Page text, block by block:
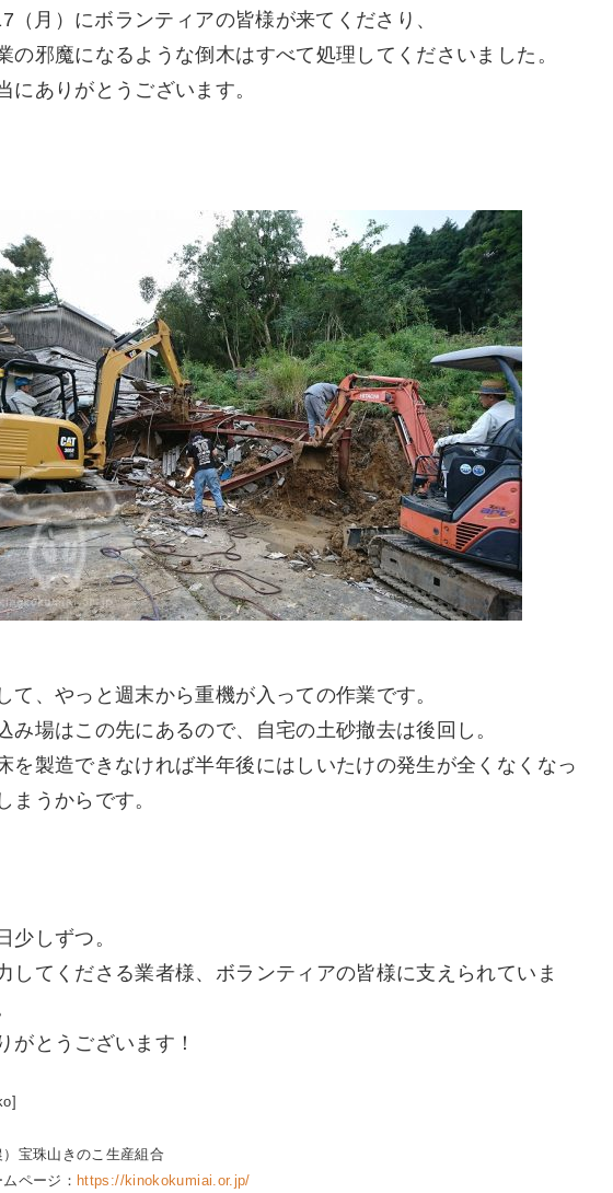
（月）にボランティアの皆様が来てくださり、
の邪魔になるような倒木はすべて処理してくださいました。
にありがとうございます。
て、やっと週末から重機が入っての作業です。
み場はこの先にあるので、自宅の土砂撤去は後回し。
を製造できなければ半年後にはしいたけの発生が全くなくなっ
まうからです。
少しずつ。
してくださる業者様、ボランティアの皆様に支えられていま
がとうございます！
）宝珠山きのこ生産組合
ページ： https://kinokokumiai.or.jp/